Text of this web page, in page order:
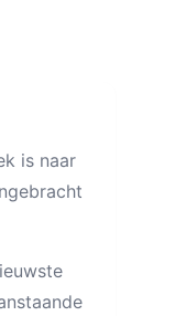
is naar